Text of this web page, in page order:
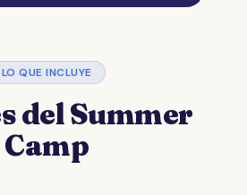
LO QUE INCLUYE
del Summer
Camp